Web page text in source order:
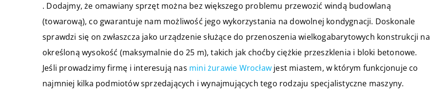
. Dodajmy, że omawiany sprzęt można bez większego problemu przewozić windą budowlaną
(towarową), co gwarantuje nam możliwość jego wykorzystania na dowolnej kondygnacji. Doskonale
sprawdzi się on zwłaszcza jako urządzenie służące do przenoszenia wielkogabarytowych konstrukcji na
określoną wysokość (maksymalnie do 25 m), takich jak choćby ciężkie przeszklenia i bloki betonowe.
Jeśli prowadzimy firmę i interesują nas mini żurawie Wrocław jest miastem, w którym funkcjonuje co
najmniej kilka podmiotów sprzedających i wynajmujących tego rodzaju specjalistyczne maszyny.